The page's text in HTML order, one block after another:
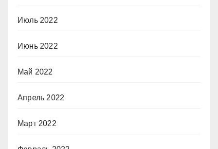
Июль 2022
Июнь 2022
Май 2022
Апрель 2022
Март 2022